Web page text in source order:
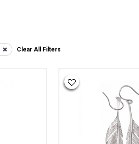
Clear All Filters